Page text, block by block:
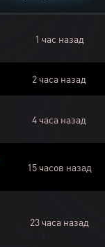
1 час назад
2 часа назад
4 часа назад
15 часов назад
23 часа назад